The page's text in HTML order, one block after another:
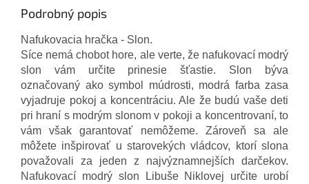
Podrobný popis
Nafukovacia hračka - Slon.
Síce nemá chobot hore, ale verte, že nafukovací modrý
slon vám určite prinesie šťastie. Slon býva
označovaný ako symbol múdrosti, modrá farba zasa
vyjadruje pokoj a koncentráciu. Ale že budú vaše deti
pri hraní s modrým slonom v pokoji a koncentrovaní, to
vám však garantovať nemôžeme. Zároveň sa ale
môžete inšpirovať u starovekých vládcov, ktorí slona
považovali za jeden z najvýznamnejších darčekov.
Nafukovací modrý slon Libuše Niklovej určite urobí